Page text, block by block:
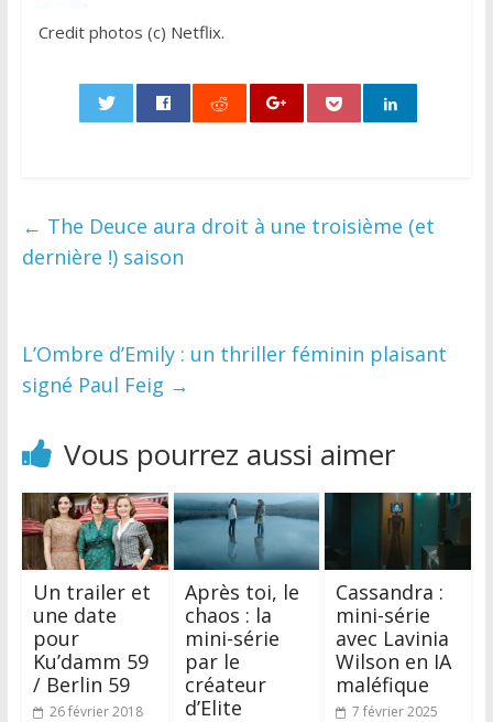
Credit photos (c) Netflix.
← The Deuce aura droit à une troisième (et
dernière !) saison
L’Ombre d’Emily : un thriller féminin plaisant
signé Paul Feig →
Vous pourrez aussi aimer
Un trailer et
une date
pour
Ku’damm 59
/ Berlin 59
26 février 2018
Après toi, le
chaos : la
mini-série
par le
créateur
d’Elite
Cassandra :
mini-série
avec Lavinia
Wilson en IA
maléfique
7 février 2025